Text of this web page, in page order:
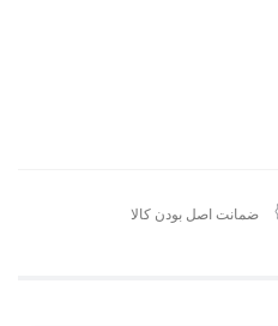
ضمانت اصل بودن کالا